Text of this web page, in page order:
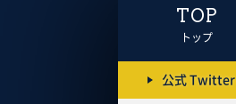
TOP
トップ
公式 Twitter